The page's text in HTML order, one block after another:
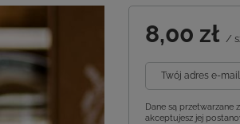
8,00 zł /
Twój adres e-mail
Dane są przetwarzane
akceptujesz jej